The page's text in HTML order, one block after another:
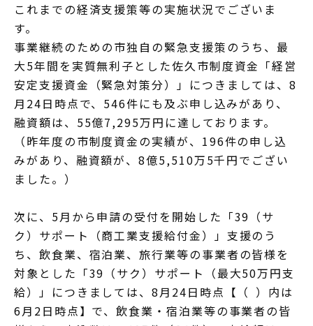
これまでの経済支援策等の実施状況でございま
す。
事業継続のための市独自の緊急支援策のうち、最
大5年間を実質無利子とした佐久市制度資金「経営
安定支援資金（緊急対策分）」につきましては、8
月24日時点で、546件にも及ぶ申し込みがあり、
融資額は、55億7,295万円に達しております。
（昨年度の市制度資金の実績が、196件の申し込
みがあり、融資額が、8億5,510万5千円でござい
ました。）
次に、5月から申請の受付を開始した「39（サ
ク）サポート（商工業支援給付金）」支援のう
ち、飲食業、宿泊業、旅行業等の事業者の皆様を
対象とした「39（サク）サポート（最大50万円支
給）」につきましては、8月24日時点【（ ）内は
6月2日時点】で、飲食業・宿泊業等の事業者の皆